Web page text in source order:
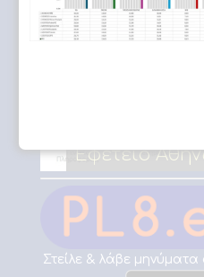
Εφετείο
Στείλε & λάβε